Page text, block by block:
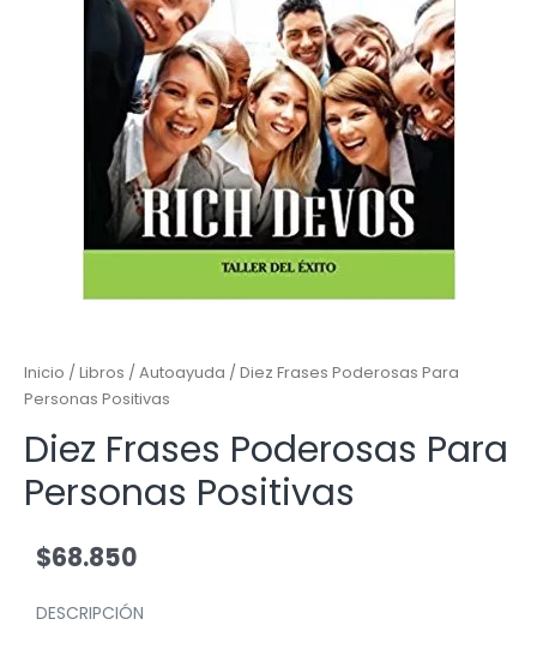
Inicio / Libros / Autoayuda / Diez Frases Poderosas Para
Personas Positivas
Diez Frases Poderosas Para
Personas Positivas
$68.850
DESCRIPCIÓN